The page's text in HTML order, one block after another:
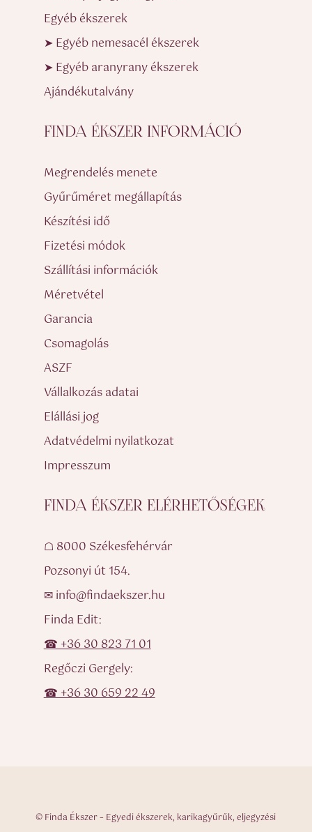
Egyéb ékszerek
➤ Egyéb nemesacél ékszerek
➤ Egyéb aranyrany ékszerek
Ajándékutalvány
FINDA ÉKSZER INFORMÁCIÓ
Megrendelés menete
Gyűrűméret megállapítás
Készítési idő
Fizetési módok
Szállítási információk
Méretvétel
Garancia
Csomagolás
ASZF
Vállalkozás adatai
Elállási jog
Adatvédelmi nyilatkozat
Impresszum
FINDA ÉKSZER ELÉRHETŐSÉGEK
☖ 8000 Székesfehérvár
Pozsonyi út 154.
✉ info@findaekszer.hu
Finda Edit:
☎ +36 30 823 71 01
Regőczi Gergely:
☎ +36 30 659 22 49
© Finda Ékszer – Egyedi ékszerek, karikagyűrűk, eljegyzési